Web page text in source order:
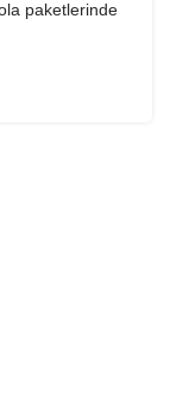
paketlerinde